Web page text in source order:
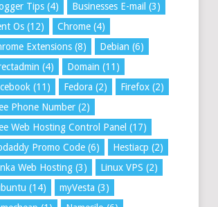
Tips (4) Businesses E-mail (3)
Os (12) Chrome (4)
Extensions (8) Debian (6)
(4) Domain (11)
(11) Fedora (2) Firefox (2)
Phone Number (2)
Web Hosting Control Panel (17)
Promo Code (6) Hestiacp (2)
Web Hosting (3) Linux VPS (2)
(14) myVesta (3)